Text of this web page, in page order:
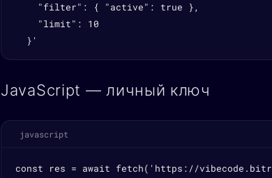
    "filter": { "active": true },
    "limit": 10
  }'
JavaScript — личный ключ
javascript
const res = await fetch('https://